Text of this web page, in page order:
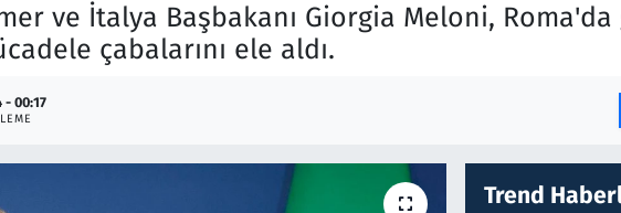
ve İtalya Başbakanı Giorgia Meloni,
çabalarını ele aldı.
- 00:17
Trend